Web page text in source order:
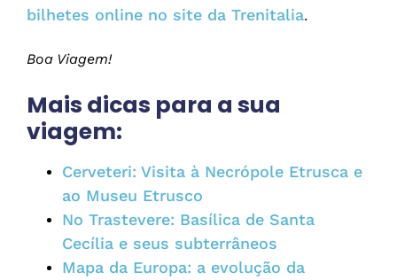
bilhetes online no site da Trenitalia.
Boa Viagem!
Mais dicas para a sua
viagem:
Cerveteri: Visita à Necrópole Etrusca e
ao Museu Etrusco
No Trastevere: Basílica de Santa
Cecília e seus subterrâneos
Mapa da Europa: a evolução da